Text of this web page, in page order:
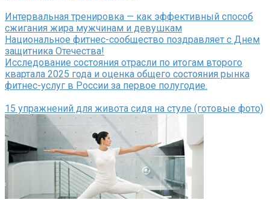
Интервальная тренировка — как эффективный способ
сжигания жира мужчинам и девушкам
Национальное фитнес-сообщество поздравляет с Днем
защитника Отечества!
Исследование состояния отрасли по итогам второго
квартала 2025 года и оценка общего состояния рынка
фитнес-услуг в России за первое полугодие.
15 упражнений для живота сидя на стуле (готовые фото)